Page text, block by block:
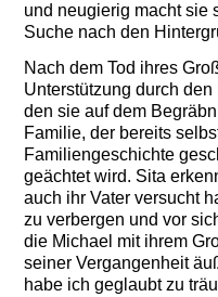
und neugierig macht sie
Suche nach den
Nach dem Tod ihres
Unterstützung durch
den sie auf dem
Familie, der bereits
Familiengeschichte
geächtet wird. Sita
auch ihr Vater versucht
zu verbergen und vor
die Michael mit ihrem
seiner Vergangenheit
habe ich geglaubt zu